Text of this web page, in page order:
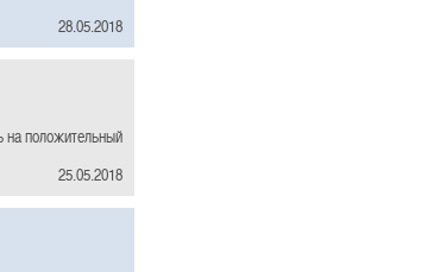
28.05.2018
на положительный
25.05.2018